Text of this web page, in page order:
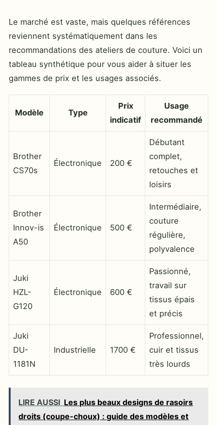
Le marché est vaste, mais quelques références
reviennent systématiquement dans les
recommandations des ateliers de couture. Voici un
tableau synthétique pour vous aider à situer les
gammes de prix et les usages associés.
Modèle Type
Prix
indicatif
Usage
recommandé
Brother
CS70s
Électronique 200 €
Débutant
complet,
retouches et
loisirs
Brother
Innov-is
A50
Électronique 500 €
Intermédiaire,
couture
régulière,
polyvalence
Juki
HZL-
G120
Électronique 600 €
Passionné,
travail sur
tissus épais
et précis
Juki
DU-
1181N
Industrielle 1700 €
Professionnel,
cuir et tissus
très lourds
LIRE AUSSI Les plus beaux designs de rasoirs
droits (coupe-choux) : guide des modèles et